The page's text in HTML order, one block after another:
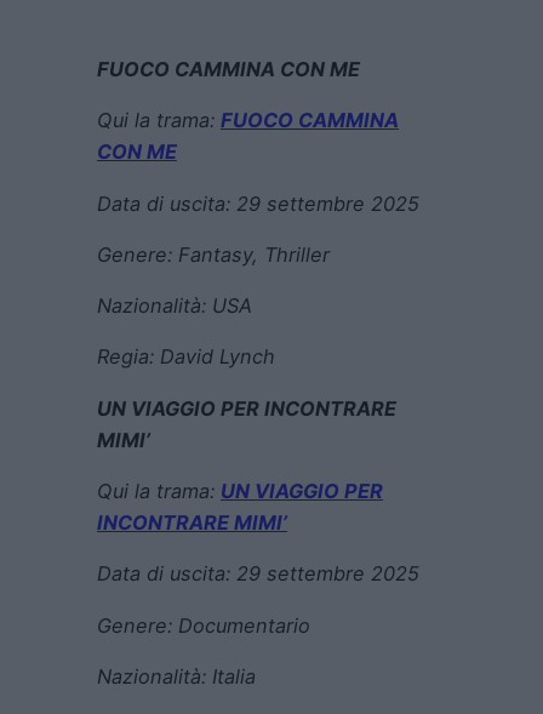
FUOCO CAMMINA CON ME
Qui la trama: FUOCO CAMMINA
CON ME
Data di uscita: 29 settembre 2025
Genere: Fantasy, Thriller
Nazionalità: USA
Regia: David Lynch
UN VIAGGIO PER INCONTRARE
MIMI’
Qui la trama: UN VIAGGIO PER
INCONTRARE MIMI’
Data di uscita: 29 settembre 2025
Genere: Documentario
Nazionalità: Italia